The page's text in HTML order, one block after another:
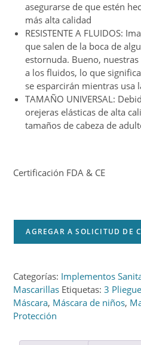
asegurarse de que estén
más alta calidad
RESISTENTE A FLUIDOS:
que salen de la boca de
estornuda. Bueno,
a los fluidos, lo que
se esparcirán mientras usa
TAMAÑO UNIVERSAL:
orejeras elásticas de alta
tamaños de cabeza de
Certificación FDA & CE
AGREGAR A SOLICITUD DE
Categorías: Implementos
Mascarillas Etiquetas:3
Máscara, Máscara de niños,
Protección